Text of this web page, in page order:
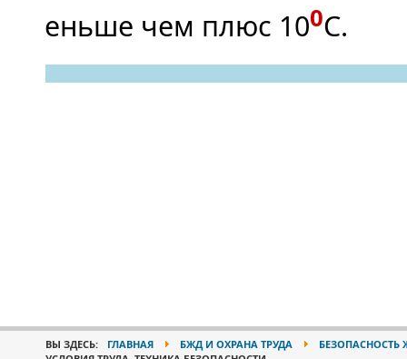
меньше чем плюс 100С.
ВЫ ЗДЕСЬ: ГЛАВНАЯ БЖД И ОХРАНА ТРУДА
БЕЗОПАСНОСТЬ